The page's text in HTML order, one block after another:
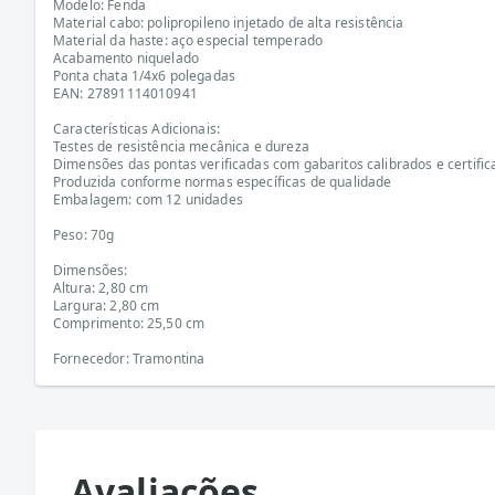
Modelo: Fenda
Material cabo: polipropileno injetado de alta resistência
Material da haste: aço especial temperado
Acabamento niquelado
Ponta chata 1/4x6 polegadas
EAN: 27891114010941
Características Adicionais:
Testes de resistência mecânica e dureza
Dimensões das pontas verificadas com gabaritos calibrados e
Produzida conforme normas específicas de qualidade
Embalagem: com 12 unidades
Peso: 70g
Dimensões:
Altura: 2,80 cm
Largura: 2,80 cm
Comprimento: 25,50 cm
Fornecedor: Tramontina